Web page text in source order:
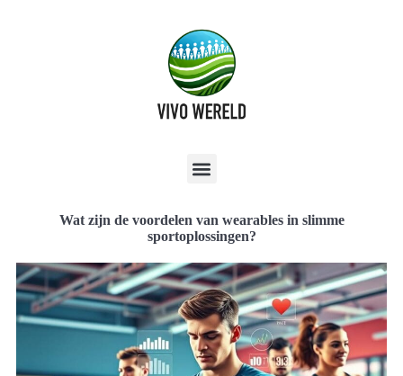
Wat zijn de voordelen van wearables in slimme
sportoplossingen?